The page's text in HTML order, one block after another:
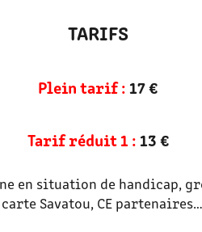
TARIFS
Plein tarif : 17 €
Tarif réduit 1 : 13 €
en situation de handicap,
Savatou, CE